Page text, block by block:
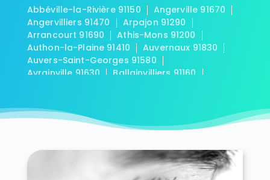
Abbéville-la-Rivière 91150
Angerville 91670
Angervilliers 91470
Arpajon 91290
Arrancourt 91690
Athis-Mons 91200
Authon-la-Plaine 91410
Auvernaux 91830
Auvers-Saint-Georges 91580
Avrainville 91630
Ballainvilliers 91160
Boigneville 91720
Boissy-la-Rivière 91690
Boissy-sous-Saint-Yon 91790
Bondoufle 91070
Boullay-les-Troux 91470